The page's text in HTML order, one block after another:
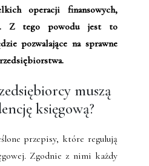
operacji finansowych,
Z tego powodu jest to
pozwalające na sprawne
muszą
księgową?
przepisy, które regulują
Zgodnie z nimi każdy